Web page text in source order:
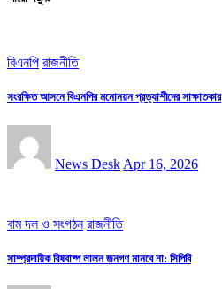
বিএনপি রাজনীতি
সংরক্ষিত আসনে বিএনপির মনোনয়ন প্রত্যাশীদের সাক্ষাতকার
News Desk Apr 16, 2026
বাম দল ও সংগঠন রাজনীতি
সাম্প্রদায়িক বিষবাষ্প লালন জনগণ মানবে না: সিপিবি